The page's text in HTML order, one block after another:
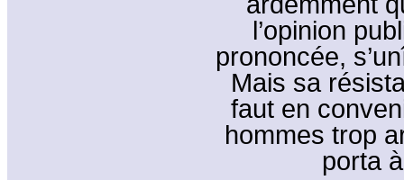
l’opinion
prononcée,
Mais sa
faut en
hommes trop
porta